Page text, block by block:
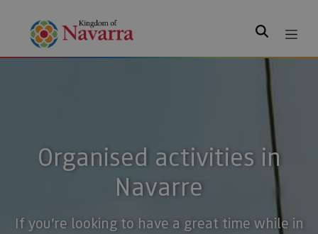
Search
Organised activities in
Navarre
If you’re looking to have a great time while in